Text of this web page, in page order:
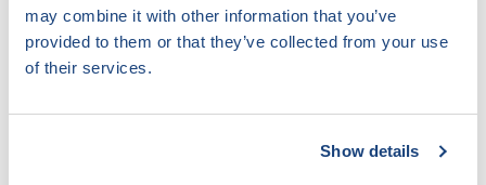
may combine it with other information that you’ve
provided to them or that they’ve collected from your use
of their services.
Show details